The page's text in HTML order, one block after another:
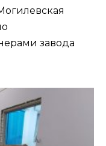
завода